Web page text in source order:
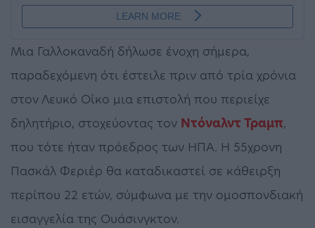
Μια Γαλλοκαναδή δήλωσε ένοχη σήμερα,
παραδεχόμενη ότι έστειλε πριν από τρία χρόνια
στον Λευκό Οίκο μια επιστολή που περιείχε
δηλητήριο, στοχεύοντας τον Ντόναλντ Τραμπ,
που τότε ήταν πρόεδρος των ΗΠΑ. Η 55χρονη
Πασκάλ Φεριέρ θα καταδικαστεί σε κάθειρξη
περίπου 22 ετών, σύμφωνα με την ομοσπονδιακή
εισαγγελία της Ουάσινγκτον.